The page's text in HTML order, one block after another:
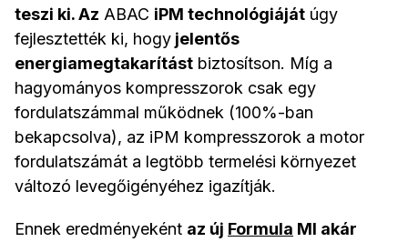
teszi ki. Az ABAC iPM technológiáját úgy
fejlesztették ki, hogy jelentős
energiamegtakarítást biztosítson. Míg a
hagyományos kompresszorok csak egy
fordulatszámmal működnek (100%-ban
bekapcsolva), az iPM kompresszorok a motor
fordulatszámát a legtöbb termelési környezet
változó levegőigényéhez igazítják.
Ennek eredményeként az új Formula MI akár